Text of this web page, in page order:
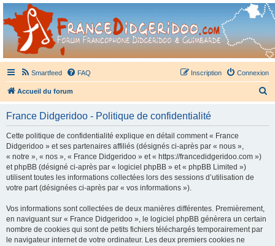
France Didgeridoo
Didgeridoo et Guimbarde sur France Didgeridoo - retrouvez la communauté.
Smartfeed FAQ Connexion
Inscription
Accueil du forum
France Didgeridoo - Politique de confidentialité
Cette politique de confidentialité explique en détail comment « France
Didgeridoo » et ses partenaires affiliés (désignés ci-après par « nous »,
« notre », « nos », « France Didgeridoo » et « https://francedidgeridoo.com »)
et phpBB (désigné ci-après par « logiciel phpBB » et « phpBB Limited »)
utilisent toutes les informations collectées lors des sessions d’utilisation de
votre part (désignées ci-après par « vos informations »).
Vos informations sont collectées de deux manières différentes. Premièrement,
en naviguant sur « France Didgeridoo », le logiciel phpBB génèrera un certain
nombre de cookies qui sont de petits fichiers téléchargés temporairement par
le navigateur internet de votre ordinateur. Les deux premiers cookies ne